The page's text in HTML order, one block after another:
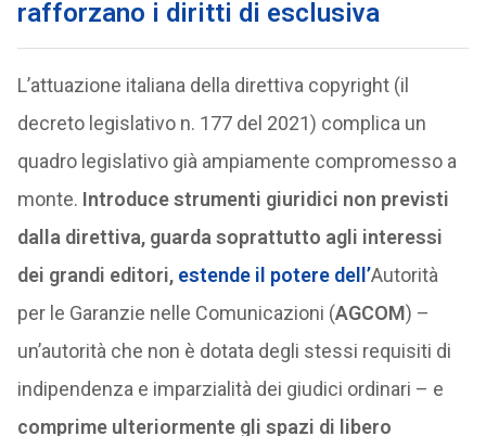
rafforzano i diritti di esclusiva
L’attuazione italiana della direttiva copyright (il
decreto legislativo n. 177 del 2021) complica un
quadro legislativo già ampiamente compromesso a
monte. Introduce strumenti giuridici non previsti
dalla direttiva, guarda soprattutto agli interessi
dei grandi editori, estende il potere dell’Autorità
per le Garanzie nelle Comunicazioni (AGCOM) –
un’autorità che non è dotata degli stessi requisiti di
indipendenza e imparzialità dei giudici ordinari – e
comprime ulteriormente gli spazi di libero